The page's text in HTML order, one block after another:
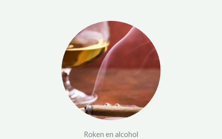
Roken en alcohol